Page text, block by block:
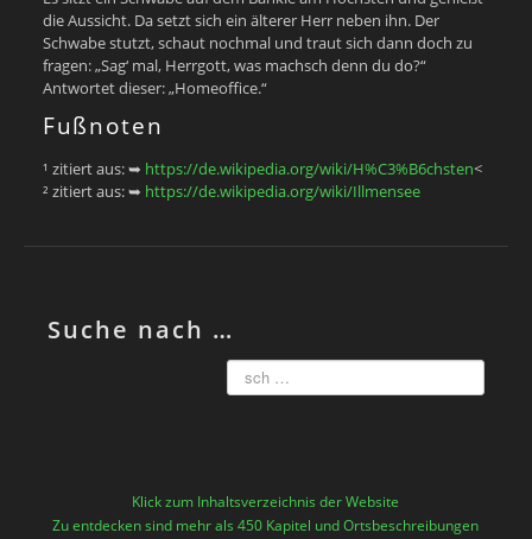
die Aussicht. Da setzt sich ein älterer Herr neben ihn. Der
Schwabe stutzt, schaut nochmal und traut sich dann doch zu
fragen: „Sag‘ mal, Herrgott, was machsch denn du do?“
Antwortet dieser: „Homeoffice.“
Fußnoten
¹ zitiert aus: ➥ https://de.wikipedia.org/wiki/H%C3%B6chsten<
² zitiert aus: ➥ https://de.wikipedia.org/wiki/Illmensee
Suche nach …
Klick zum Inhaltsverzeichnis der Website
Zu entdecken sind mehr als 450 Kapitel und Ortsbeschreibungen